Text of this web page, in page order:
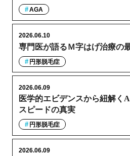
AGA
専門医が語るＭ字はげ治療の
2026.06.10
円形脱毛症
医学的エビデンスから紐解く
スピードの真実
2026.06.09
円形脱毛症
2026.06.09